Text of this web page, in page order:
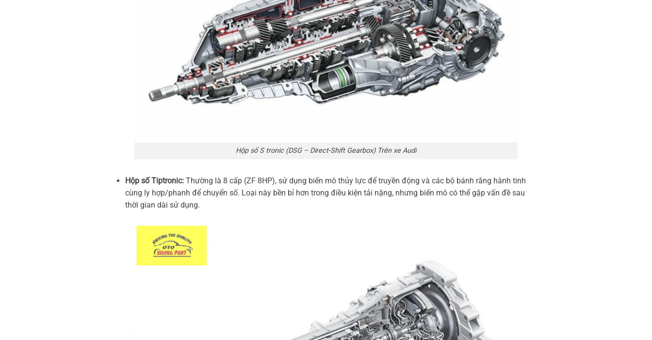
Hộp số S tronic (DSG – Direct-Shift Gearbox) Trên xe Audi
Hộp số Tiptronic:Thường là 8 cấp (ZF 8HP), sử dụng biến mô thủy lực để truyền động và các bộ bánh răng hành tinh
cùng ly hợp/phanh để chuyển số. Loại này bền bỉ hơn trong điều kiện tải nặng, nhưng biến mô có thể gặp vấn đề sau
thời gian dài sử dụng.